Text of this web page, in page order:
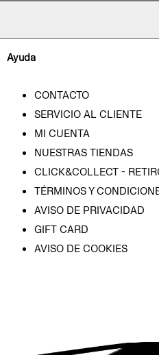
Ayuda
CONTACTO
SERVICIO AL CLIENTE
MI CUENTA
NUESTRAS TIENDAS
CLICK&COLLECT -
TÉRMINOS Y
AVISO DE PRIVACIDAD
GIFT CARD
AVISO DE COOKIES